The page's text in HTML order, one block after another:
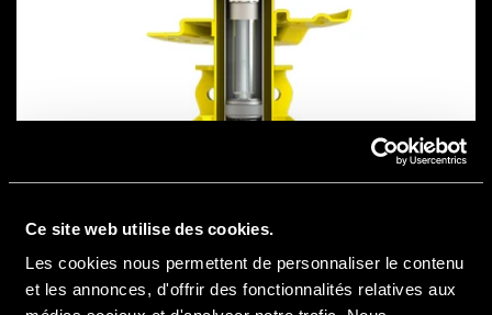
Ce site web utilise des cookies.
Les cookies nous permettent de personnaliser le contenu
et les annonces, d'offrir des fonctionnalités relatives aux